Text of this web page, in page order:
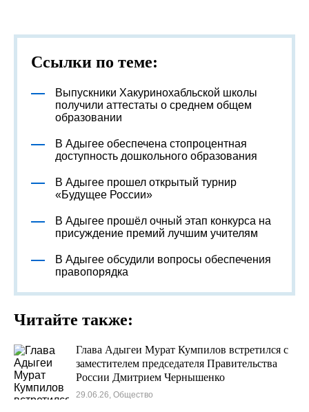
Ссылки по теме:
Выпускники Хакуринохабльской школы
получили аттестаты о среднем общем
образовании
В Адыгее обеспечена стопроцентная
доступность дошкольного образования
В Адыгее прошел открытый турнир
«Будущее России»
В Адыгее прошёл очный этап конкурса на
присуждение премий лучшим учителям
В Адыгее обсудили вопросы обеспечения
правопорядка
Читайте также:
Глава Адыгеи Мурат Кумпилов встретился с
заместителем председателя Правительства
России Дмитрием Чернышенко
29.06.26, Общество